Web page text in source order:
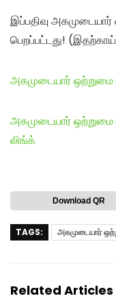
இப்பதிவு அகமுடையார்
பெறப்பட்டது!
அகமுடையார்
அகமுடையார் ஒற்றுமை
லிங்க்
Download QR
TAGS: அகமுடையார்
Related Articles